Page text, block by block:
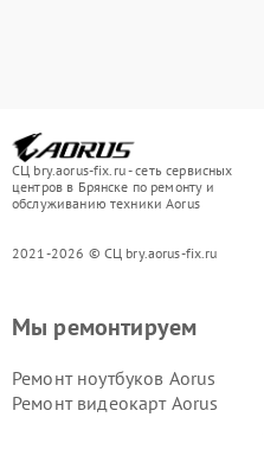
СЦ bry.aorus-fix.ru - сеть сервисных
центров в Брянске по ремонту и
обслуживанию техники Aorus
2021-2026 © СЦ bry.aorus-fix.ru
Мы ремонтируем
Ремонт ноутбуков Aorus
Ремонт видеокарт Aorus